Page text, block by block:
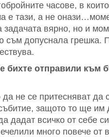
часове, в
тази, а не
задачата вярно, но и
съм допуснала грешка.
бихте отправили към
не се притесняват да
защото то ще им
дадат всичко от себе
много повече от